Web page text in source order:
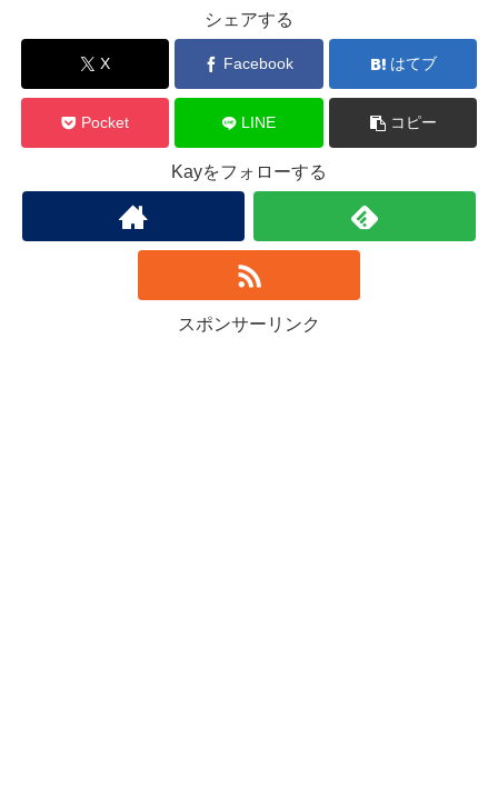
シェアする
X Facebook はてブ
Pocket LINE コピー
Kayをフォローする
スポンサーリンク